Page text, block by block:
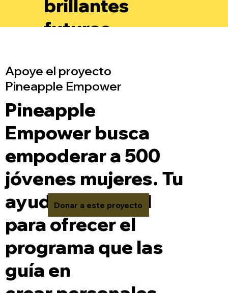
brillantes
futuros.
Apoye el proyecto
Pineapple Empower
Pineapple
Empower busca
empoderar a 500
jóvenes mujeres. Tu
ayuda es crucial
para ofrecer el
programa que las
guía en
Donar a este proyecto